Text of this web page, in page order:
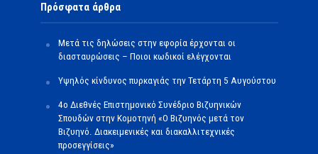
Πρόσφατα άρθρα
Μετά τις δηλώσεις στην εφορία έρχονται οι
διασταυρώσεις – Ποιοι κωδικοί ελέγχονται
Υψηλός κίνδυνος πυρκαγιάς την Τετάρτη 5 Αυγούστου
4ο Διεθνές Επιστημονικό Συνέδριο Βιζυηνικών
Σπουδών στην Κομοτηνή «Ο Βιζυηνός μετά τον
Βιζυηνό. Διακειμενικές και διακαλλιτεχνικές
προσεγγίσεις»